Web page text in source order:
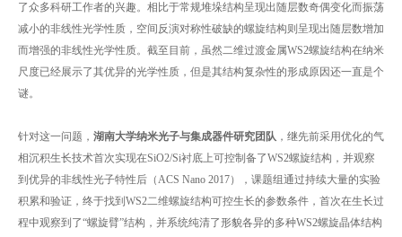
了众多科研工作者的兴趣。相比于常规堆垛结构呈现出随层数奇偶变化而振荡
减小的非线性光学性质，空间反演对称性破缺的螺旋结构则呈现出随层数增加
而增强的非线性光学性质。截至目前，虽然二维过渡金属WS2螺旋结构在纳米
尺度已经展示了其优异的光学性质，但是其结构复杂性的形成原因还一直是个
谜。
针对这一问题， 湖南大学纳米光子与集成器件研究团队 ，继先前采用优化的气
相沉积生长技术首次实现在SiO2/Si衬底上可控制备了WS2螺旋结构，并观察
到优异的非线性光子特性后（ACS Nano 2017），课题组通过持续大量的实验
积累和验证，终于找到WS2二维螺旋结构可控生长的参数条件，首次在生长过
程中观察到了“螺旋臂”结构，并系统纯清了形貌各异的多种WS2螺旋晶体结构